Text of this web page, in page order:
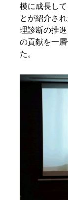
模に成長し
とが紹介さ
理診断の推
の貢献を一
た。